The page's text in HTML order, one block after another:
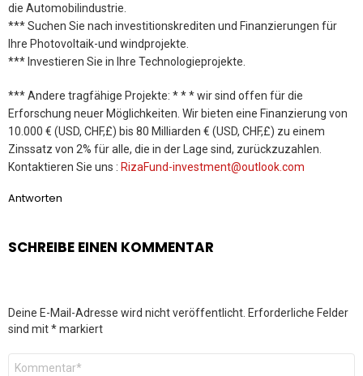
die Automobilindustrie.
*** Suchen Sie nach investitionskrediten und Finanzierungen für
Ihre Photovoltaik-und windprojekte.
*** Investieren Sie in Ihre Technologieprojekte.
*** Andere tragfähige Projekte: * * * wir sind offen für die
Erforschung neuer Möglichkeiten. Wir bieten eine Finanzierung von
10.000 € (USD, CHF,£) bis 80 Milliarden € (USD, CHF,£) zu einem
Zinssatz von 2% für alle, die in der Lage sind, zurückzuzahlen.
Kontaktieren Sie uns : RizaFund-investment@outlook.com
Antworten
SCHREIBE EINEN KOMMENTAR
Deine E-Mail-Adresse wird nicht veröffentlicht. Erforderliche Felder
sind mit*markiert
Kommentar